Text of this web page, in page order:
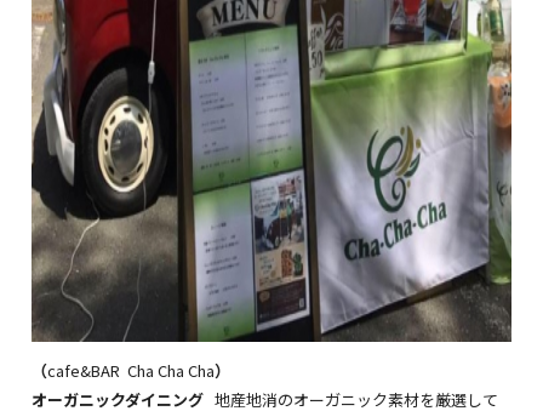
（cafe&BAR Cha Cha Cha）
オーガニックダイニング 地産地消のオーガニック素材を厳選して